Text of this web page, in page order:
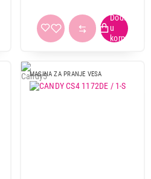
MASINA ZA PRANJE VESA